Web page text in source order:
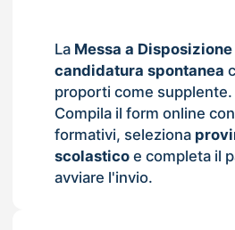
La Messa a
candidatura spontanea
proporti come supplente.
Compila il form online
formativi, seleziona
scolasticoe completa il
avviare l'invio.